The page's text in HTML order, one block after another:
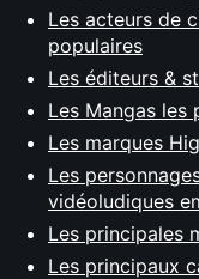
Les acteurs de
populaires
Les éditeurs &
Les Mangas les
Les marques
Les
vidéoludiques
Les principales
Les principaux